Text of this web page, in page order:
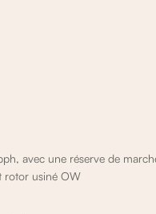
avec une réserve de
rotor usiné OW